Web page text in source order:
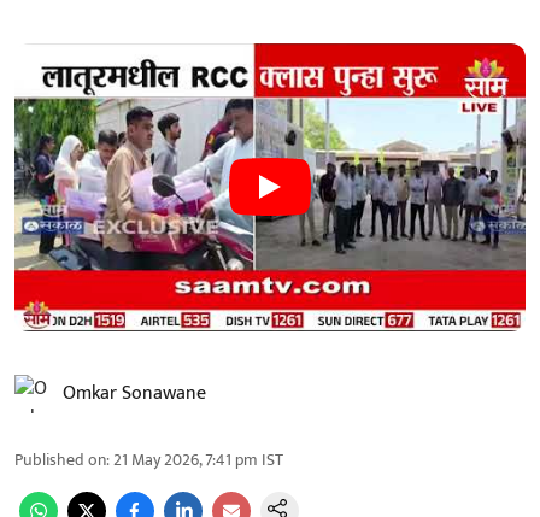
Omkar Sonawane
Published on:21 May 2026, 7:41 pm IST